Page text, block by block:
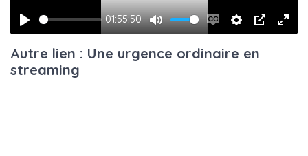
Play
01:55:50
Mute
Enable
captions
Settings
PIP
Autre lien : Une urgence ordinaire en
streaming